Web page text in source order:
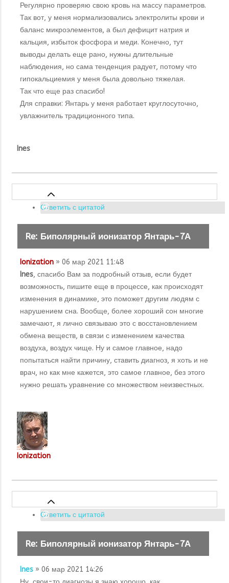
Регулярно проверяю свою кровь на массу параметров.
Так вот, у меня нормализовались электролиты крови и
баланс микроэлементов, а был дефицит натрия и
кальция, избыток фосфора и меди. Конечно, тут
выводы делать еще рано, нужны длительные
наблюдения, но сама тенденция радует, потому что
гипокальциемия у меня была довольно тяжелая.
Так что еще раз спасибо!
Для справки: Янтарь у меня работает круглосуточно,
увлажнитель традиционного типа.
Ines
Ответить с цитатой
Re: Биполярный ионизатор Янтарь-7А
Ionization » 06 мар 2021 11:48
Ines, спасибо Вам за подробный отзыв, если будет
возможность, пишите еще в процессе, как происходят
изменения в динамике, это поможет другим людям с
нарушением сна. Вообще, более хороший сон многие
замечают, я лично связываю это с восстановлением
обмена веществ, в связи с изменением качества
воздуха, воздух чище. Ну и самое главное, надо
попытаться найти причину, ставить диагноз, я хоть и не
врач, но как мне кажется, это самое главное, без этого
нужно решать уравнение со множеством неизвестных.
Ionization
Ответить с цитатой
Re: Биполярный ионизатор Янтарь-7А
Ines » 06 мар 2021 14:26